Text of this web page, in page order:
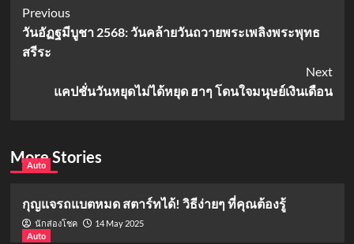
Post
Navigation
Previous
วันอัฏฐมีบูชา 2568: วันคล้ายวันถวายพระเพลิงพระพุทธ
สรีระ
Next
แคปชั่นวันหยุดไม่ได้หยุด ฮาๆ โดนใจมนุษย์เงินเดือน
More Stories
Auto
กุญแจรถแบตหมด สตาร์ทได้! วิธีง่ายๆ ที่คุณต้องรู้
นักส่องโชค
14 May 2025
Auto